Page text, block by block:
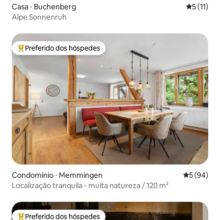
Casa ⋅ Buchenberg 5 de uma
5 (11)
Alpe Sonnenruh
Entre os melhores preferidos dos hóspedes
Preferido dos hóspedes
Condomínio ⋅ Memmingen 5 de uma
5 (94)
Localização tranquila - muita natureza / 120 m²
Preferido dos hóspedes